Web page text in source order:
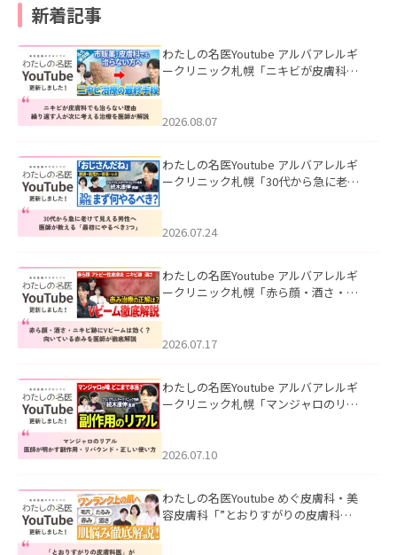
新着記事
わたしの名医Youtube アルバアレルギ
ークリニック札幌「ニキビが皮膚科で
ました。
2026.08.07
わたしの名医Youtube アルバアレルギ
ークリニック札幌「30代から急に老け
た。
2026.07.24
わたしの名医Youtube アルバアレルギ
ークリニック札幌「赤ら顔・酒さ・ニ
した。
2026.07.17
わたしの名医Youtube アルバアレルギ
ークリニック札幌「マンジャロのリア
た。
2026.07.10
わたしの名医Youtube めぐ皮膚科・美
容皮膚科「”とおりすがりの皮膚科